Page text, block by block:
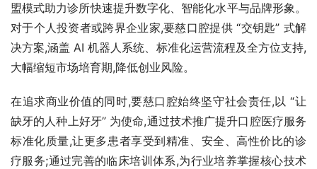
盟模式助力诊所快速提升数字化、智能化水平与品牌形象。
对于个人投资者或跨界企业家,要慈口腔提供 “交钥匙” 式解
决方案,涵盖 AI 机器人系统、标准化运营流程及全方位支持,
大幅缩短市场培育期,降低创业风险。
在追求商业价值的同时,要慈口腔始终坚守社会责任,以 “让
缺牙的人种上好牙” 为使命,通过技术推广提升口腔医疗服务
标准化质量,让更多患者享受到精准、安全、高性价比的诊
疗服务;通过完善的临床培训体系,为行业培养掌握核心技术